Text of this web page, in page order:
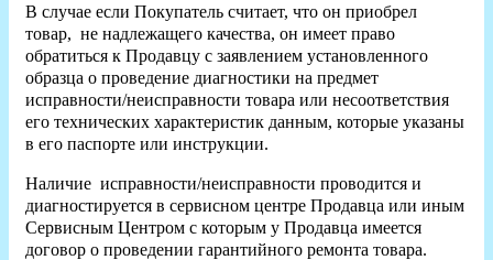
В случае если Покупатель считает, что он приобрел
товар, не надлежащего качества, он имеет право
обратиться к Продавцу с заявлением установленного
образца о проведение диагностики на предмет
исправности/неисправности товара или несоответствия
его технических характеристик данным, которые указаны
в его паспорте или инструкции.
Наличие исправности/неисправности проводится и
диагностируется в сервисном центре Продавца или иным
Сервисным Центром с которым у Продавца имеется
договор о проведении гарантийного ремонта товара.